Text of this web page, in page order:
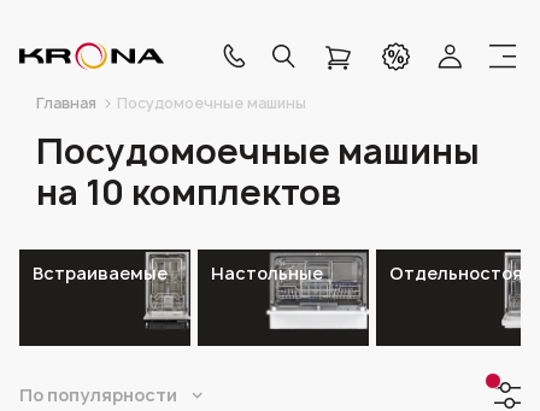
Главная Посудомоечные машины
Посудомоечные машины
на 10 комплектов
Встраиваемые Настольные
По популярности